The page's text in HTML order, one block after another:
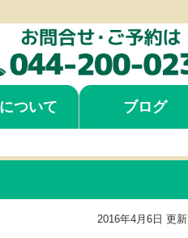
ついて ブログ
2016年4月6日 更新